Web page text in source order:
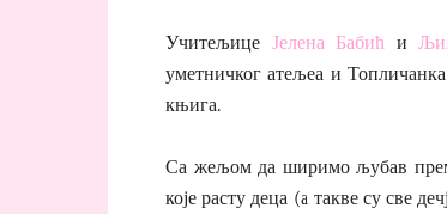
Учитељице Јелена Бабић и
уметничког атељеа и
књига.
Са жељом да ширимо љубав
које расту деца (а такве су све